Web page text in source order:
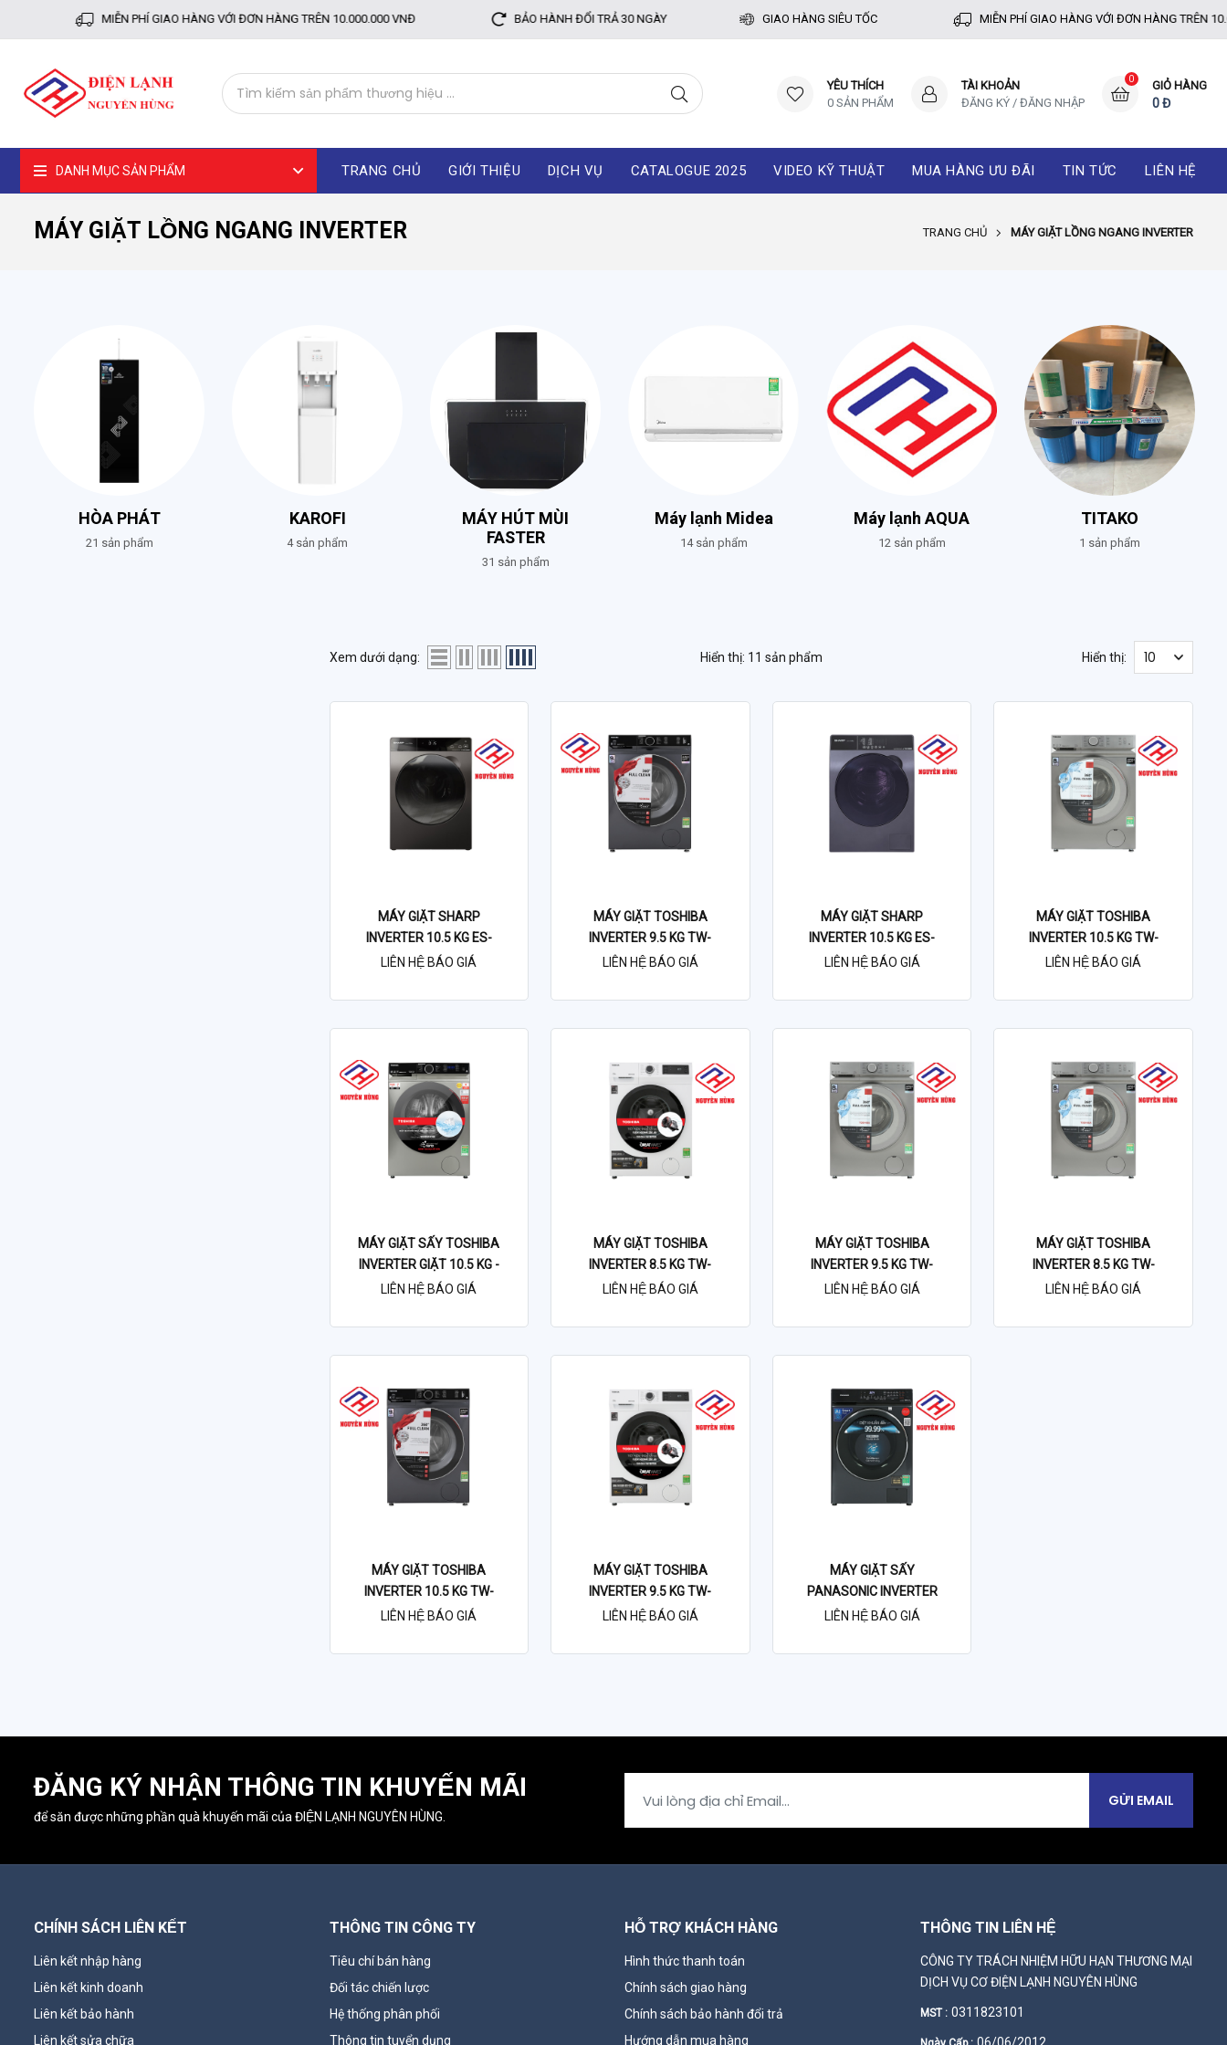
MIỄN PHÍ GIAO HÀNG VỚI ĐƠN HÀNG TRÊN 10.000.000 VNĐ BẢO HÀNH ĐỔI TRẢ 30 NGÀY GIAO HÀNG SIÊU TỐC MIỄN PHÍ GIAO HÀNG VỚI ĐƠN HÀNG TRÊN
YÊU THÍCH
0 SẢN PHẨM
TÀI KHOẢN
ĐĂNG KÝ/ ĐĂNG NHẬP
0 GIỎ HÀNG
0 Đ
DANH MỤC SẢN PHẨM TRANG CHỦ GIỚI THIỆU DỊCH VỤ CATALOGUE 2025 VIDEO KỸ THUẬT MUA HÀNG ƯU ĐÃI TIN TỨC LIÊN HỆ
MÁY GIẶT LỒNG NGANG INVERTER TRANG CHỦ MÁY GIẶT LỒNG NGANG INVERTER
HÒA PHÁT
21 sản phẩm
KAROFI
4 sản phẩm
MÁY HÚT MÙI
FASTER
31 sản phẩm
Máy lạnh Midea
14 sản phẩm
Máy lạnh AQUA
12 sản phẩm
TITAKO
1 sản phẩm
Xem dưới dạng: Hiển thị: 11 sản phẩm Hiển thị:
MÁY GIẶT SHARP
INVERTER 10.5 KG ES-
FK1054PV-S
LIÊN HỆ BÁO GIÁ
MÁY GIẶT TOSHIBA
INVERTER 9.5 KG TW-
BK105G4V
LIÊN HỆ BÁO GIÁ
MÁY GIẶT SHARP
INVERTER 10.5 KG ES-
FK1054SV-G
LIÊN HỆ BÁO GIÁ
MÁY GIẶT TOSHIBA
INVERTER 10.5 KG TW-
BL115A2V
LIÊN HỆ BÁO GIÁ
MÁY GIẶT SẤY TOSHIBA
INVERTER GIẶT 10.5 KG -
SẤY 7 KG TWD-
LIÊN HỆ BÁO GIÁ
MÁY GIẶT TOSHIBA
INVERTER 8.5 KG TW-
BH95S2V WK
LIÊN HỆ BÁO GIÁ
MÁY GIẶT TOSHIBA
INVERTER 9.5 KG TW-
BL105A4V
LIÊN HỆ BÁO GIÁ
MÁY GIẶT TOSHIBA
INVERTER 8.5 KG TW-
BL95A4V
LIÊN HỆ BÁO GIÁ
MÁY GIẶT TOSHIBA
INVERTER 10.5 KG TW-
BK115G4V
LIÊN HỆ BÁO GIÁ
MÁY GIẶT TOSHIBA
INVERTER 9.5 KG TW-
BK105S2V
LIÊN HỆ BÁO GIÁ
MÁY GIẶT SẤY
PANASONIC INVERTER
GIẶT 10.5 KG - SẤY 6 KG
LIÊN HỆ BÁO GIÁ
ĐĂNG KÝ NHẬN THÔNG TIN KHUYẾN MÃI
để săn được những phần quà khuyến mãi của ĐIỆN LẠNH NGUYÊN HÙNG.
GỬI EMAIL
CHÍNH SÁCH LIÊN KẾT
Liên kết nhập hàng
Liên kết kinh doanh
Liên kết bảo hành
Liên kết sửa chữa
THÔNG TIN CÔNG TY
Tiêu chí bán hàng
Đối tác chiến lược
Hệ thống phân phối
Thông tin tuyển dụng
HỖ TRỢ KHÁCH HÀNG
Hình thức thanh toán
Chính sách giao hàng
Chính sách bảo hành đổi trả
Hướng dẫn mua hàng
THÔNG TIN LIÊN HỆ
CÔNG TY TRÁCH NHIỆM HỮU HẠN THƯƠNG MẠI
DỊCH VỤ CƠ ĐIỆN LẠNH NGUYÊN HÙNG
MST : 0311823101